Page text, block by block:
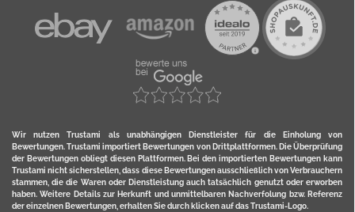
Wir nutzen Trustami als unabhängigen Dienstleister für die Einholung von
Bewertungen. Trustami importiert Bewertungen von Drittplattformen. Die Überprüfung
der Bewertungen obliegt diesen Plattformen. Bei den importierten Bewertungen kann
Trustami nicht sicherstellen, dass diese Bewertungen ausschließlich von Verbrauchern
stammen, die die Waren oder Dienstleistung auch tatsächlich genutzt oder erworben
haben. Weitere Details zur Herkunft und unmittelbaren Nachverfolung bzw. Referenz
der einzelnen Bewertungen, erhalten Sie durch klicken auf das Trustami-Logo.